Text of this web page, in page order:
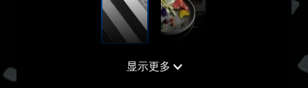
微晶玻璃灶具面板具有许多高科技功能，让您在烹饪
显示更多